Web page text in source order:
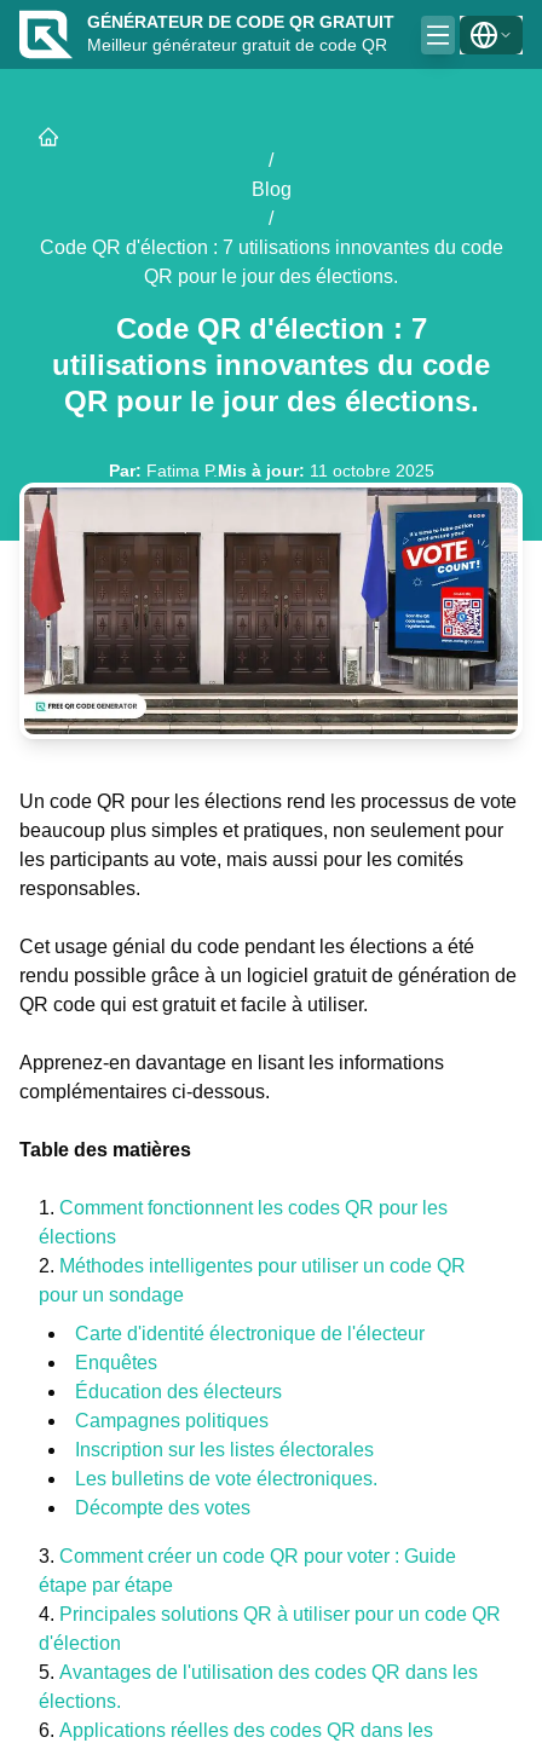
GÉNÉRATEUR DE CODE QR GRATUIT
Meilleur générateur gratuit de code QR
/
Blog
/
Code QR d'élection : 7 utilisations innovantes du code
QR pour le jour des élections.
Code QR d'élection : 7
utilisations innovantes du code
QR pour le jour des élections.
Par: Fatima P.Mis à jour: 11 octobre 2025
Un code QR pour les élections rend les processus de vote
beaucoup plus simples et pratiques, non seulement pour
les participants au vote, mais aussi pour les comités
responsables.
Cet usage génial du code pendant les élections a été
rendu possible grâce à un logiciel gratuit de génération de
QR code qui est gratuit et facile à utiliser.
Apprenez-en davantage en lisant les informations
complémentaires ci-dessous.
Table des matières
Comment fonctionnent les codes QR pour les
élections
Méthodes intelligentes pour utiliser un code QR
pour un sondage
Carte d'identité électronique de l'électeur
Enquêtes
Éducation des électeurs
Campagnes politiques
Inscription sur les listes électorales
Les bulletins de vote électroniques.
Décompte des votes
Comment créer un code QR pour voter : Guide
étape par étape
Principales solutions QR à utiliser pour un code QR
d'élection
Avantages de l'utilisation des codes QR dans les
élections.
Applications réelles des codes QR dans les